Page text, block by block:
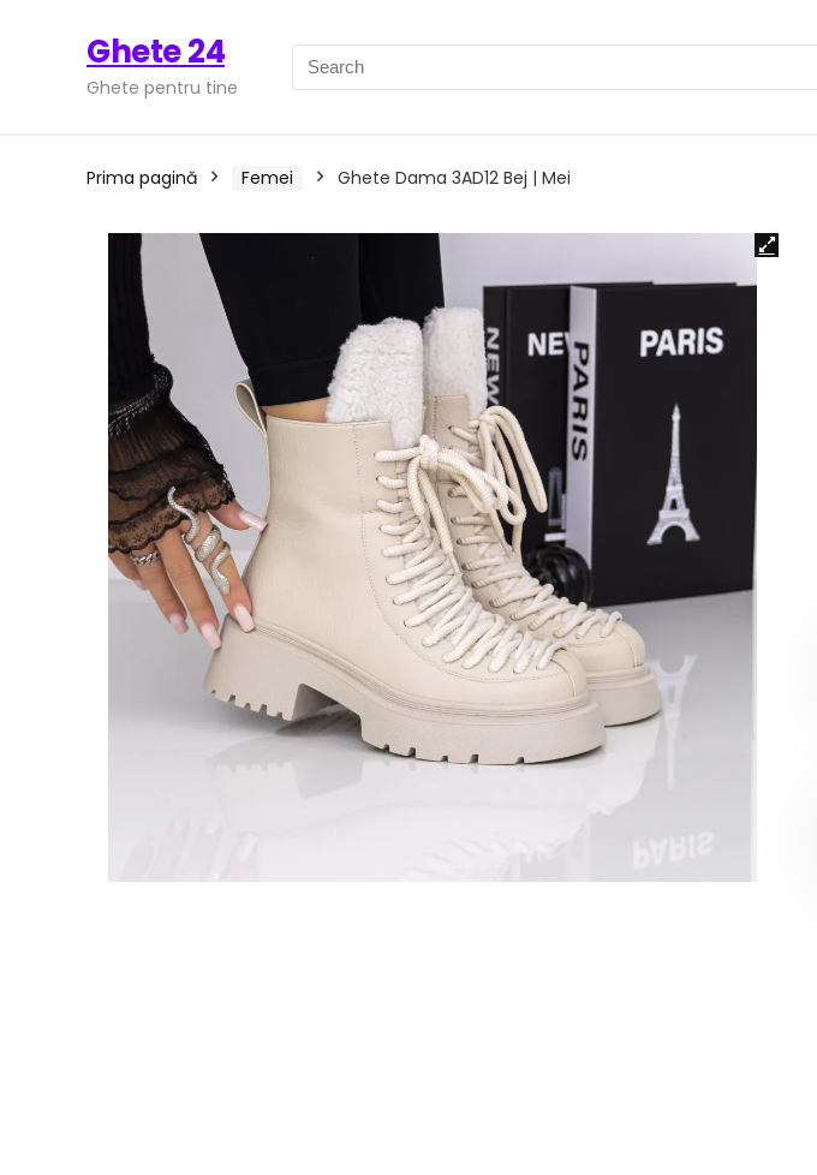
Ghete 24
Ghete pentru tine
Prima pagină Femei Ghete Dama 3AD12 Bej | Mei